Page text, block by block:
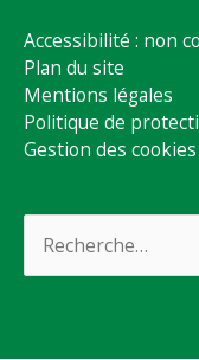
Accessibilité : non
Plan du site
Mentions légales
Politique de
Gestion des cookies